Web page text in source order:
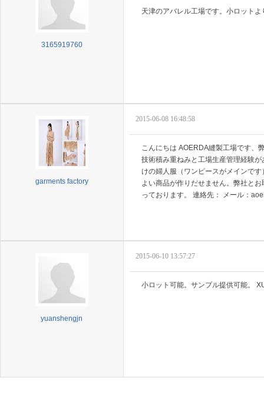
3165919760
天津のアバレル工場です。小ロット
garments factory
2015-06-08 16:48:58
こんにちは AOERDA縫製工場です、
技術積み重ねみと工場生産管理経験
けの婦人服（ワンピースがメインで
よい商品が作りだせません。弊社と
っております。 連絡先： メール：
yuanshengjn
2015-06-10 13:57:27
小ロット可能。サンプル提供可能。